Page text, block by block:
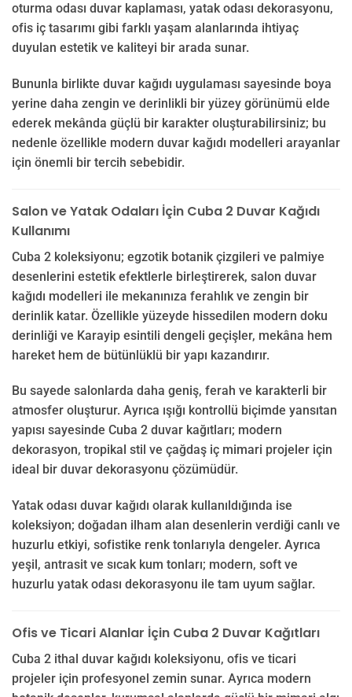
oturma odası duvar kaplaması, yatak odası dekorasyonu,
ofis iç tasarımı gibi farklı yaşam alanlarında ihtiyaç
duyulan estetik ve kaliteyi bir arada sunar.
Bununla birlikte duvar kağıdı uygulaması sayesinde boya
yerine daha zengin ve derinlikli bir yüzey görünümü elde
ederek mekânda güçlü bir karakter oluşturabilirsiniz; bu
nedenle özellikle modern duvar kağıdı modelleri arayanlar
için önemli bir tercih sebebidir.
Salon ve Yatak Odaları İçin Cuba 2 Duvar Kağıdı
Kullanımı
Cuba 2 koleksiyonu; egzotik botanik çizgileri ve palmiye
desenlerini estetik efektlerle birleştirerek, salon duvar
kağıdı modelleri ile mekanınıza ferahlık ve zengin bir
derinlik katar. Özellikle yüzeyde hissedilen modern doku
derinliği ve Karayip esintili dengeli geçişler, mekâna hem
hareket hem de bütünlüklü bir yapı kazandırır.
Bu sayede salonlarda daha geniş, ferah ve karakterli bir
atmosfer oluşturur. Ayrıca ışığı kontrollü biçimde yansıtan
yapısı sayesinde Cuba 2 duvar kağıtları; modern
dekorasyon, tropikal stil ve çağdaş iç mimari projeler için
ideal bir duvar dekorasyonu çözümüdür.
Yatak odası duvar kağıdı olarak kullanıldığında ise
koleksiyon; doğadan ilham alan desenlerin verdiği canlı ve
huzurlu etkiyi, sofistike renk tonlarıyla dengeler. Ayrıca
yeşil, antrasit ve sıcak kum tonları; modern, soft ve
huzurlu yatak odası dekorasyonu ile tam uyum sağlar.
Ofis ve Ticari Alanlar İçin Cuba 2 Duvar Kağıtları
Cuba 2 ithal duvar kağıdı koleksiyonu, ofis ve ticari
projeler için profesyonel zemin sunar. Ayrıca modern